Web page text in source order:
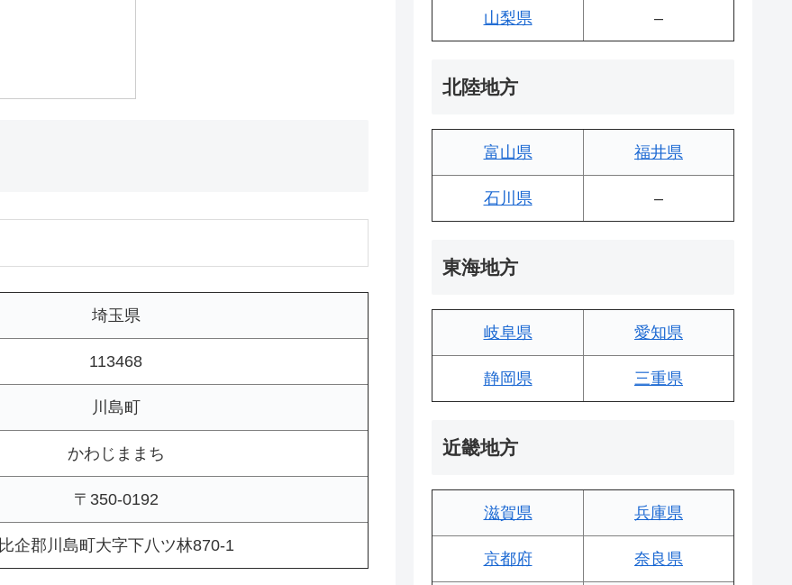
埼玉県
113468
川島町
かわじままち
〒350-0192
比企郡川島町大字下八ツ林870-1
山梨県 –
北陸地方
富山県 福井県
石川県 –
東海地方
岐阜県 愛知県
静岡県 三重県
近畿地方
滋賀県 兵庫県
京都府 奈良県